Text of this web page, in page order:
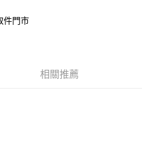
、不需儲值。
，即可結帳。
」後，將跳轉至「AFTEE先享後付」
件門市
相關推薦